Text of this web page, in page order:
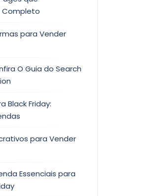
Completo
para Vender
O Guia do Search
Black Friday:
para Vender
Essenciais para